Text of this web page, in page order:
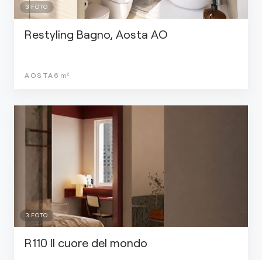
3 FOTO
Restyling Bagno, Aosta AO
AOSTA 6 m²
3 FOTO
R110 Il cuore del mondo